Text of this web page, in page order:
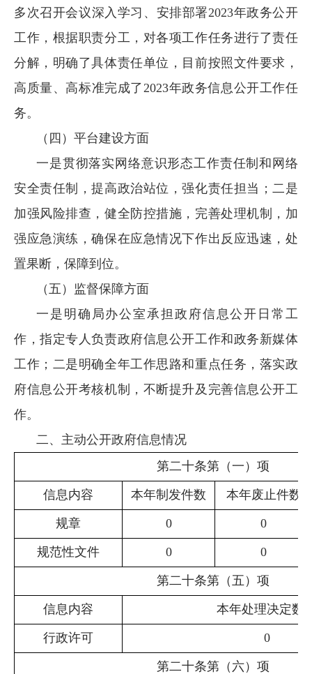
多次召开会议深入学习、安排部署2023年政务公开
工作，根据职责分工，对各项工作任务进行了责任
分解，明确了具体责任单位，目前按照文件要求，
高质量、高标准完成了2023年政务信息公开工作任
务。
（四）平台建设方面
一是贯彻落实网络意识形态工作责任制和网络
安全责任制，提高政治站位，强化责任担当；二是
加强风险排查，健全防控措施，完善处理机制，加
强应急演练，确保在应急情况下作出反应迅速，处
置果断，保障到位。
（五）监督保障方面
一是明确局办公室承担政府信息公开日常工
作，指定专人负责政府信息公开工作和政务新媒体
工作；二是明确全年工作思路和重点任务，落实政
府信息公开考核机制，不断提升及完善信息公开工
作。
二、主动公开政府信息情况
第二十条第（一）项
信息内容 本年制 发件数 本年废止件数
规章 0 0
规范性文件 0 0
第二十条第（五）项
信息内容 本年处理决定数
行政许可 0
第二十条第（六）项